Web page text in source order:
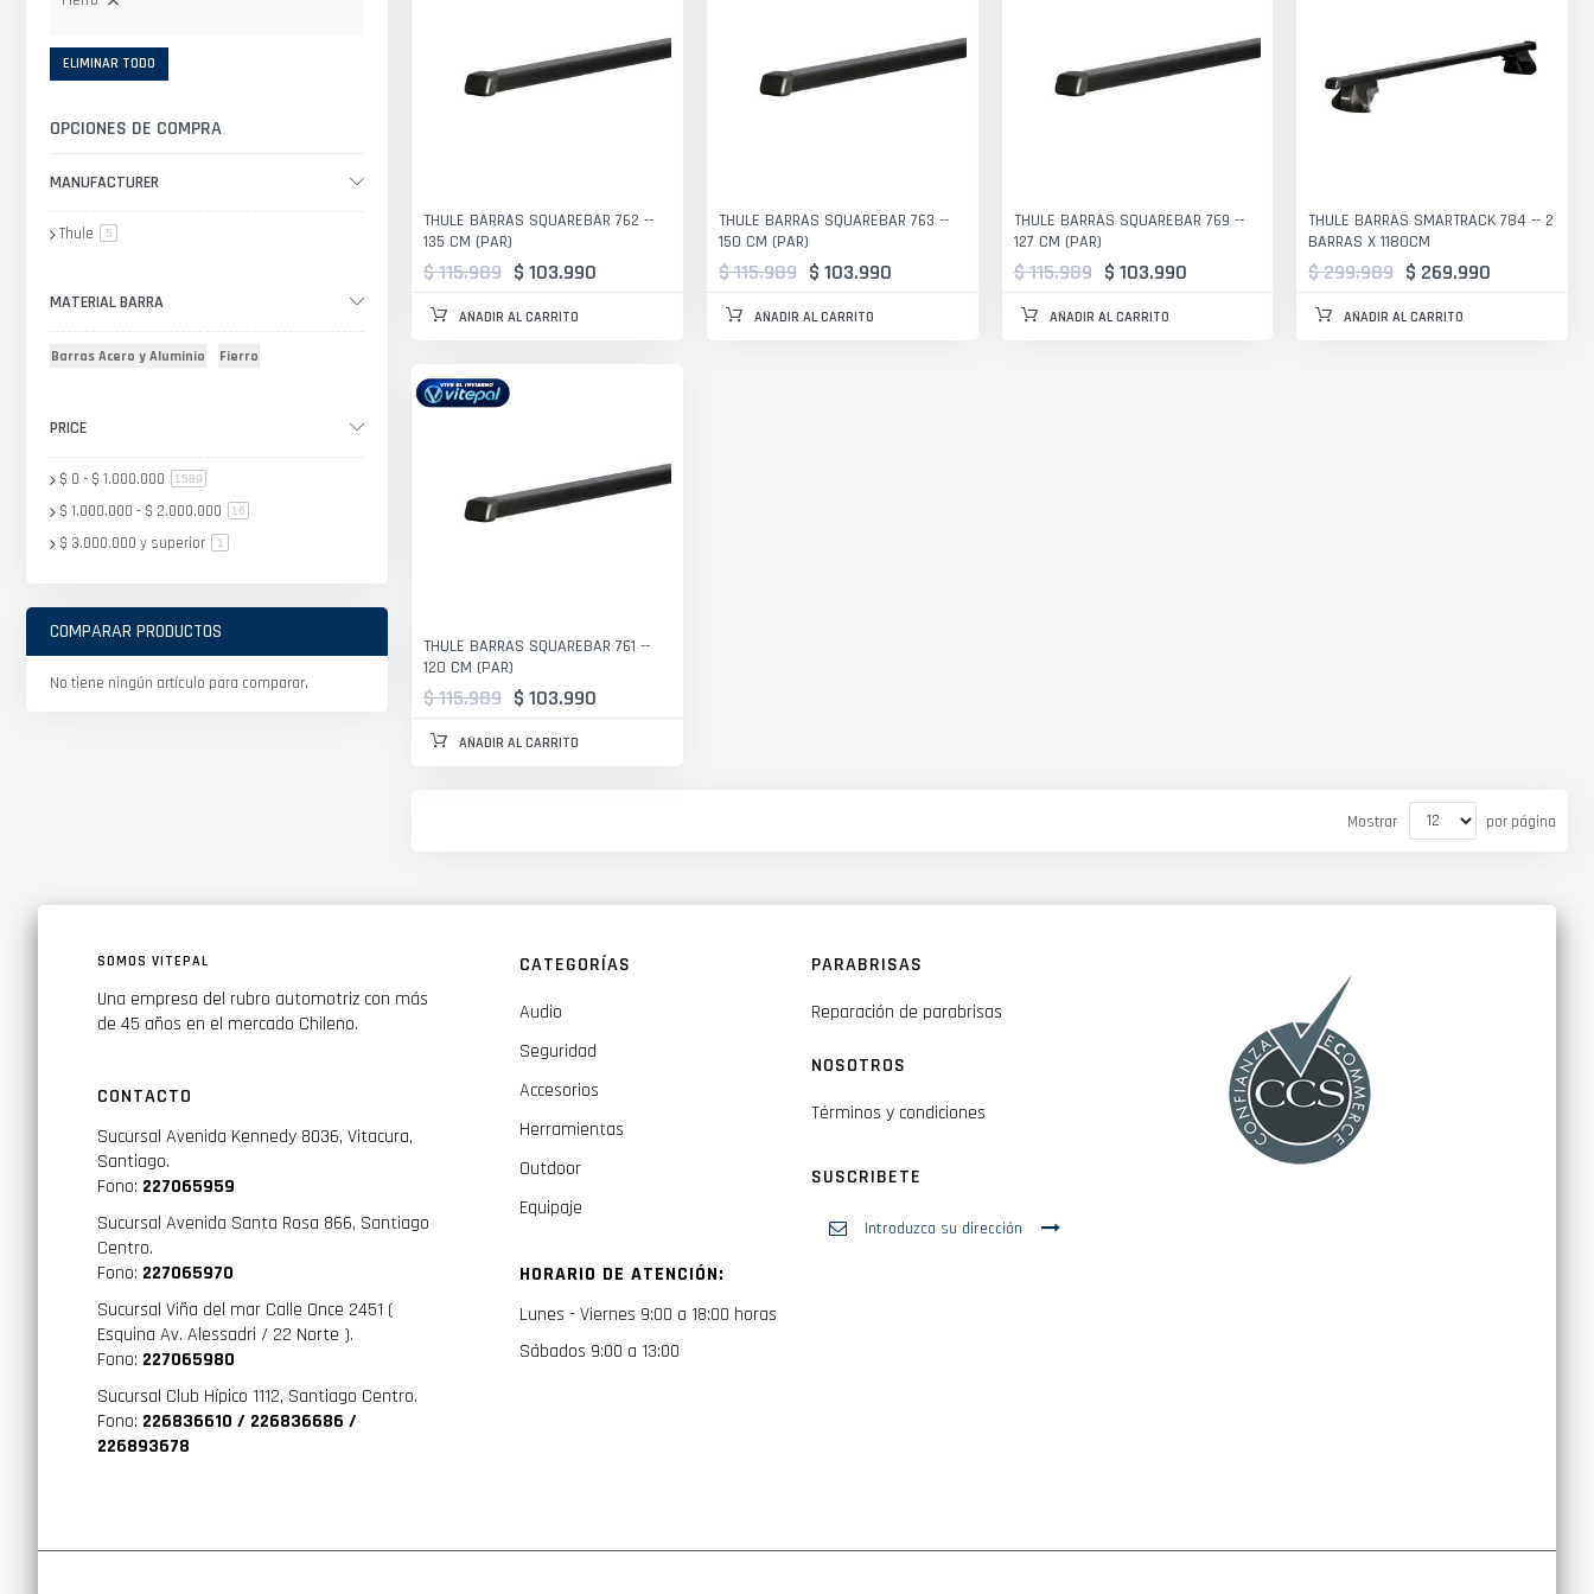
THULE BARRAS SQUAREBAR 762 --
135 CM (PAR)
$ 103.990
$ 115.989
AÑADIR AL CARRITO
THULE BARRAS SQUAREBAR 763 --
150 CM (PAR)
$ 103.990
$ 115.989
AÑADIR AL CARRITO
THULE BARRAS SQUAREBAR 769 --
127 CM (PAR)
$ 103.990
$ 115.989
AÑADIR AL CARRITO
THULE BARRAS SMARTRACK 784 -- 2
BARRAS X 1180CM
$ 269.990
$ 299.989
AÑADIR AL CARRITO
THULE BARRAS SQUAREBAR 761 --
120 CM (PAR)
$ 103.990
$ 115.989
AÑADIR AL CARRITO
Mostrar por página
ELIMINAR TODO
OPCIONES DE COMPRA
MANUFACTURER
Thule 5artículo
MATERIAL BARRA
Barras Acero y Aluminio Fierro
PRICE
$ 0 - $ 1.000.000 1589
$ 1.000.000 - $ 2.000.000 16
$ 3.000.000 y superior 1
COMPARAR PRODUCTOS
No tiene ningún artículo para comparar.
SOMOS VITEPAL
Una empresa del rubro automotriz con más
de 45 años en el mercado Chileno.
CONTACTO
Sucursal Avenida Kennedy 8036, Vitacura,
Santiago.
Fono: 227065959
Sucursal Avenida Santa Rosa 866, Santiago
Centro.
Fono: 227065970
Sucursal Viña del mar Calle Once 2451 (
Esquina Av. Alessadri / 22 Norte ).
Fono: 227065980
Sucursal Club Hípico 1112, Santiago Centro.
Fono: 226836610 / 226836686 /
226893678
CATEGORÍAS
Audio
Seguridad
Accesorios
Herramientas
Outdoor
Equipaje
HORARIO DE ATENCIÓN:
Lunes - Viernes 9:00 a 18:00 horas
Sábados 9:00 a 13:00
PARABRISAS
Reparación de parabrisas
NOSOTROS
Términos y condiciones
SUSCRIBETE